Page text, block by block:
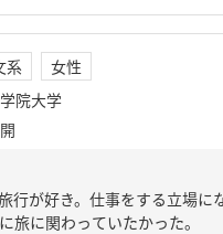
系
女性
院大学
行が好き。仕事をする立場に
旅に関わっていたかった。